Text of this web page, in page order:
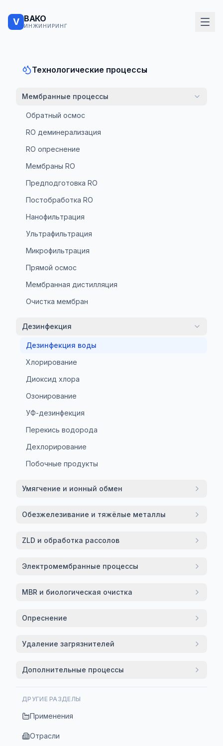
V ВАКО
ИНЖИНИРИНГ
Технологические процессы
Мембранные процессы
Обратный осмос
RO деминерализация
RO опреснение
Мембраны RO
Предподготовка RO
Постобработка RO
Нанофильтрация
Ультрафильтрация
Микрофильтрация
Прямой осмос
Мембранная дистилляция
Очистка мембран
Дезинфекция
Дезинфекция воды
Хлорирование
Диоксид хлора
Озонирование
УФ-дезинфекция
Перекись водорода
Дехлорирование
Побочные продукты
Умягчение и ионный обмен
Обезжелезивание и тяжёлые металлы
ZLD и обработка рассолов
Электромембранные процессы
MBR и биологическая очистка
Опреснение
Удаление загрязнителей
Дополнительные процессы
ДРУГИЕ РАЗДЕЛЫ
Применения
Отрасли